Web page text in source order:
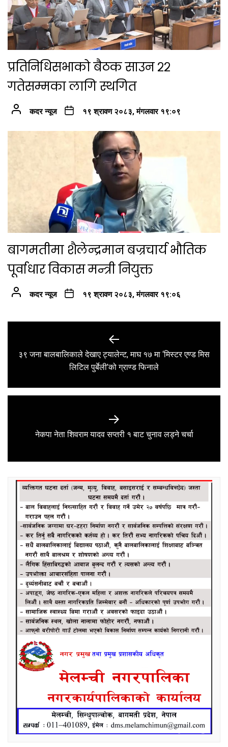
प्रतिनिधिसभाको बैठक साउन २२
गतेसम्मका लागि स्थगित
कदर न्यूज १९ श्रावण २०८३, मंगलवार १९:०९
बागमतीमा शैलेन्द्रमान बज्रचार्य भौतिक
पूर्वाधार विकास मन्त्री नियुक्त
कदर न्यूज १९ श्रावण २०८३, मंगलवार १९:०६
navigation
Previous
post:
३९ जना बालबालिकाले देखाए ट्यालेन्ट, माघ १७ मा ‘मिस्टर एण्ड मिस
लिटिल पुर्बेली’को ग्राण्ड फिनाले
Next
नेकपा नेता शिवराम यादव सप्तरी १ बाट चुनाव लड्ने चर्चा